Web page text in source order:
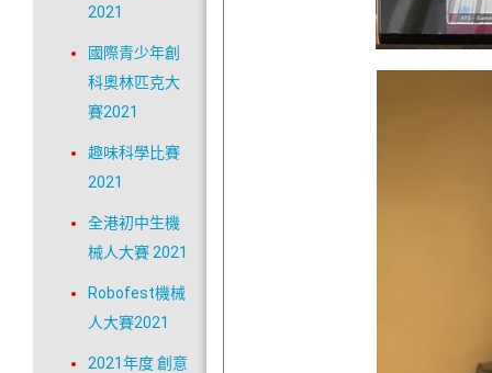
2021
國際青少年創
科奧林匹克大
賽2021
趣味科學比賽
2021
全港初中生機
械人大賽 2021
Robofest機械
人大賽2021
2021年度 創意